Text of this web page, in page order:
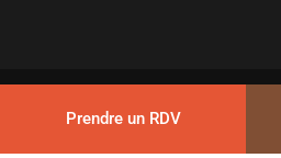
Prendre un RDV